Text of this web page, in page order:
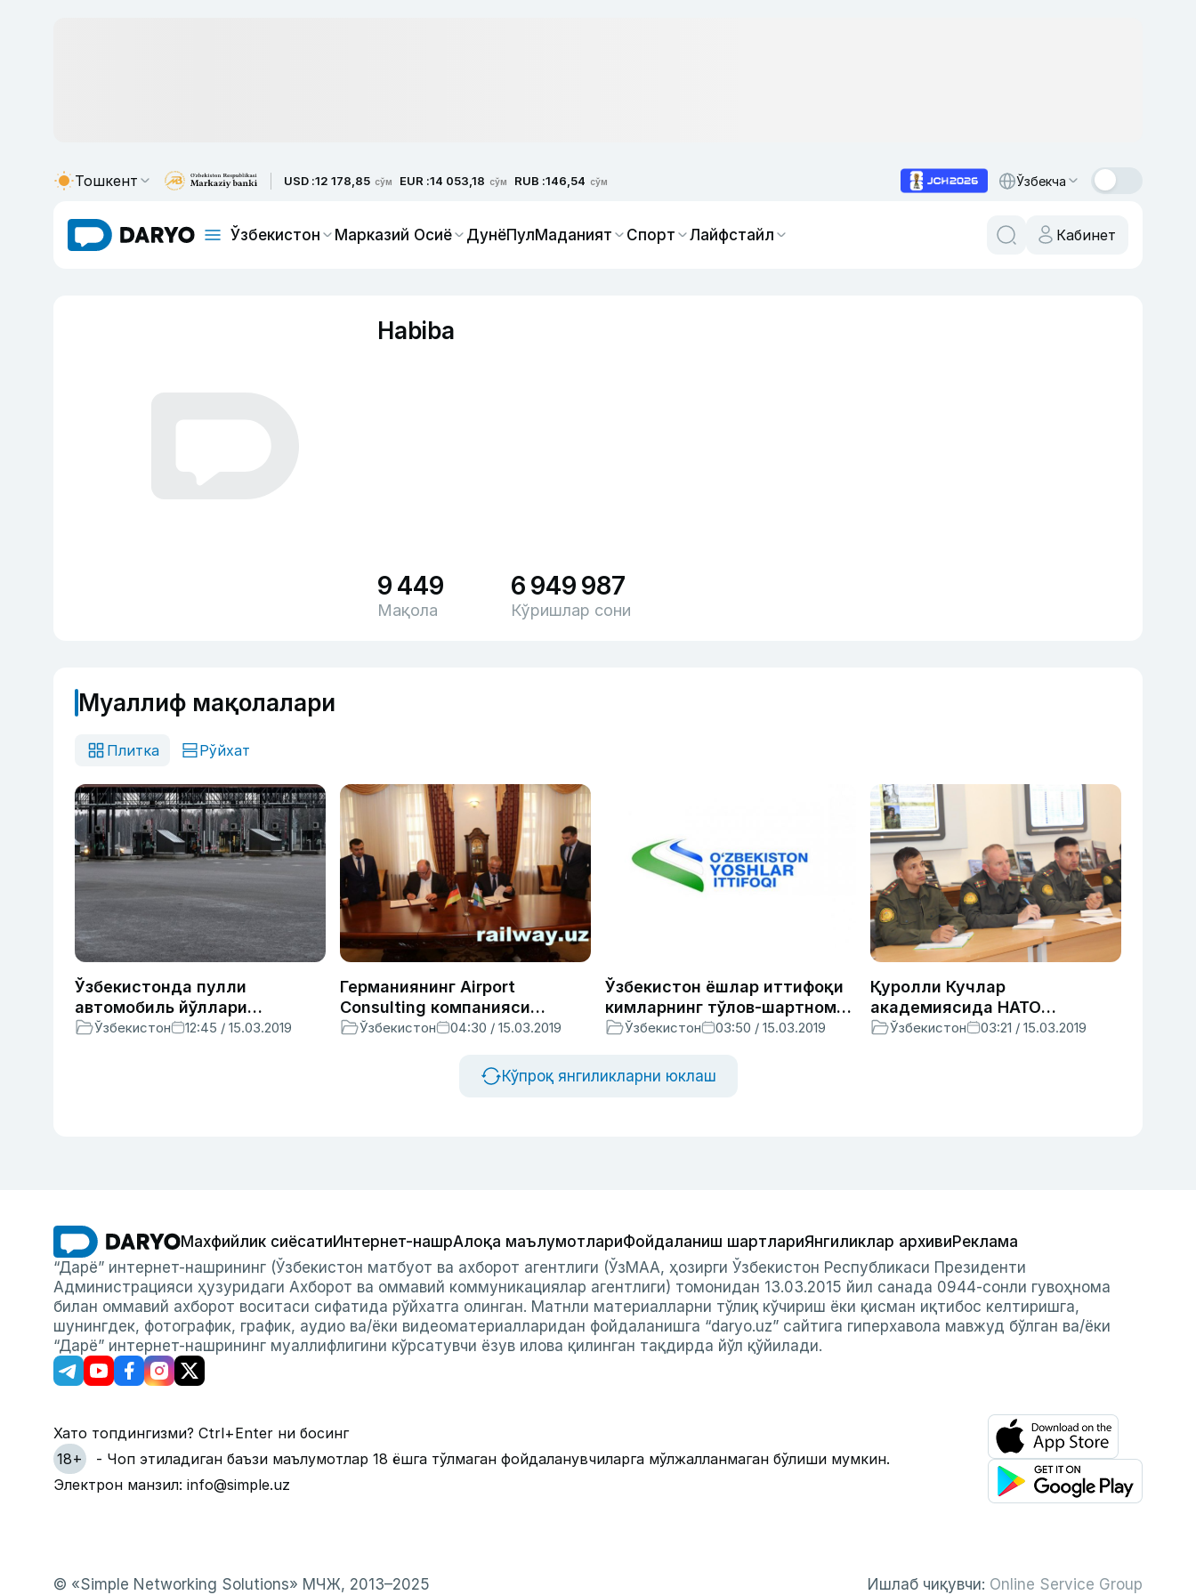
Тошкент USD :12 178,85 сўм EUR :14 053,18 сўм RUB :146,54 сўм Ўзбекча
Ўзбекистон Марказий Осиё ДунёПулМаданият Спорт Лайфстайл Кабинет
Habiba
9 449
Мақола
6 949 987
Кўришлар сони
Муаллиф мақолалари
Плитка Рўйхат
Ўзбекистонда пулли
автомобиль йўллари
тўғрисидаги қонун лойиҳаси
Ўзбекистон 12:45 / 15.03.2019
Германиянинг Airport
Consulting компанияси
Тошкентда янги аэропорт
назоратни амалга оширади
Ўзбекистон 04:30 / 15.03.2019
Ўзбекистон ёшлар иттифоқи
кимларнинг тўлов-шартнома
пулларини тўлаб беради?
Ўзбекистон 03:50 / 15.03.2019
Қуролли Кучлар
академиясида НАТО
қўмондонлиги билан
Ўзбекистон 03:21 / 15.03.2019
Кўпроқ янгиликларни юклаш
Махфийлик сиёсатиИнтернет-нашрАлоқа маълумотлариФойдаланиш шартлариЯнгиликлар архивиРеклама
“Дарё” интернет-нашрининг (Ўзбекистон матбуот ва ахборот агентлиги (ЎзМАА, ҳозирги Ўзбекистон Республикаси Президенти
Администрацияси ҳузуридаги Ахборот ва оммавий коммуникациялар агентлиги) томонидан 13.03.2015 йил санада 0944-сонли гувоҳнома
билан оммавий ахборот воситаси сифатида рўйхатга олинган. Матнли материалларни тўлиқ кўчириш ёки қисман иқтибос келтиришга,
шунингдек, фотографик, график, аудио ва/ёки видеоматериалларидан фойдаланишга “daryo.uz” сайтига гиперхавола мавжуд бўлган ва/ёки
“Дарё” интернет-нашрининг муаллифлигини кўрсатувчи ёзув илова қилинган тақдирда йўл қўйилади.
Хато топдингизми? Ctrl+Enter ни босинг
18+
- Чоп этиладиган баъзи маълумотлар 18 ёшга тўлмаган фойдаланувчиларга мўлжалланмаган бўлиши мумкин.
Электрон манзил: info@simple.uz
© «Simple Networking Solutions» МЧЖ, 2013–2025 Ишлаб чиқувчи: Online Service Group